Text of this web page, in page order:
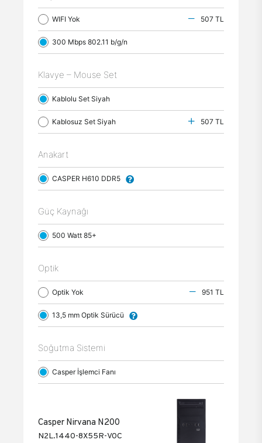
WIFI Yok 507 TL
300 Mbps 802.11 b/g/n
Klavye – Mouse Set
Kablolu Set Siyah
Kablosuz Set Siyah 507 TL
Anakart
CASPER H610 DDR5
Güç Kaynağı
500 Watt 85+
Optik
Optik Yok 951 TL
13,5 mm Optik Sürücü
Soğutma Sistemi
Casper İşlemci Fanı
Casper Nirvana N200
N2L.1440-8X55R-V0C